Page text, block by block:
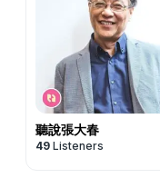
聽說張大春
49 Listeners